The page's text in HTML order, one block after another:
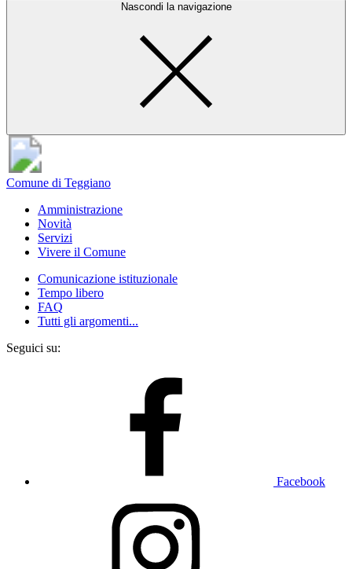
Nascondi la navigazione
Comune di Teggiano
Amministrazione
Novità
Servizi
Vivere il Comune
Comunicazione istituzionale
Tempo libero
FAQ
Tutti gli argomenti...
Seguici su:
Facebook